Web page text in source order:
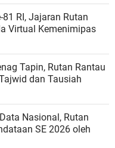
RI, Jajaran Rutan
Virtual Kemenimipas
Tapin, Rutan Rantau
dan Tausiah
Nasional, Rutan
SE 2026 oleh